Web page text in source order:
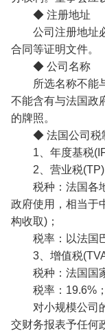
◆ 注册地址
公司注册地址必
合同等证明文件。
◆ 公司名称
所选名称不能与
不能含有与法国政
的牌照。
◆ 法国公司税
1、年度基税
2、营业税(TP)
税种：法国各地
政府使用，相当于
构收取)；
税率：以法国巴
3、增值税
税种：法国国家
税率：19.6%；
对小规模公司的
交财务报表予任何